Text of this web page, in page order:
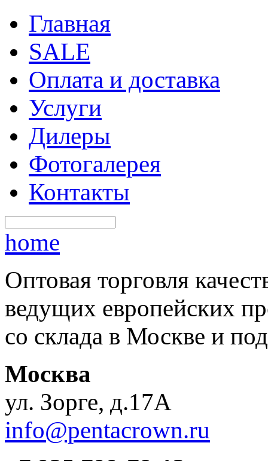
Главная
SALE
Оплата и доставка
Услуги
Дилеры
Фотогалерея
Контакты
home
Оптовая торговля
ведущих европейских
со склада в Москве и под
Москва
ул. Зорге, д.17А
info@pentacrown.ru